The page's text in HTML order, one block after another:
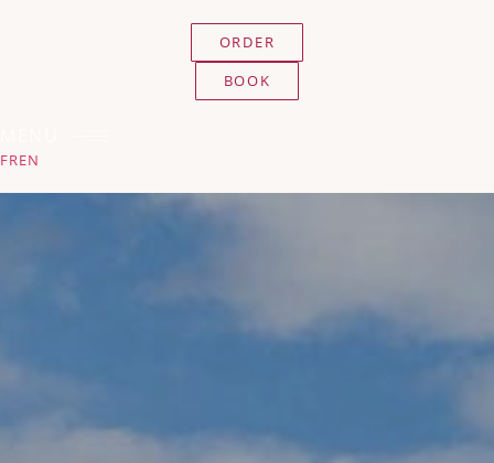
ORDER
BOOK
FREN